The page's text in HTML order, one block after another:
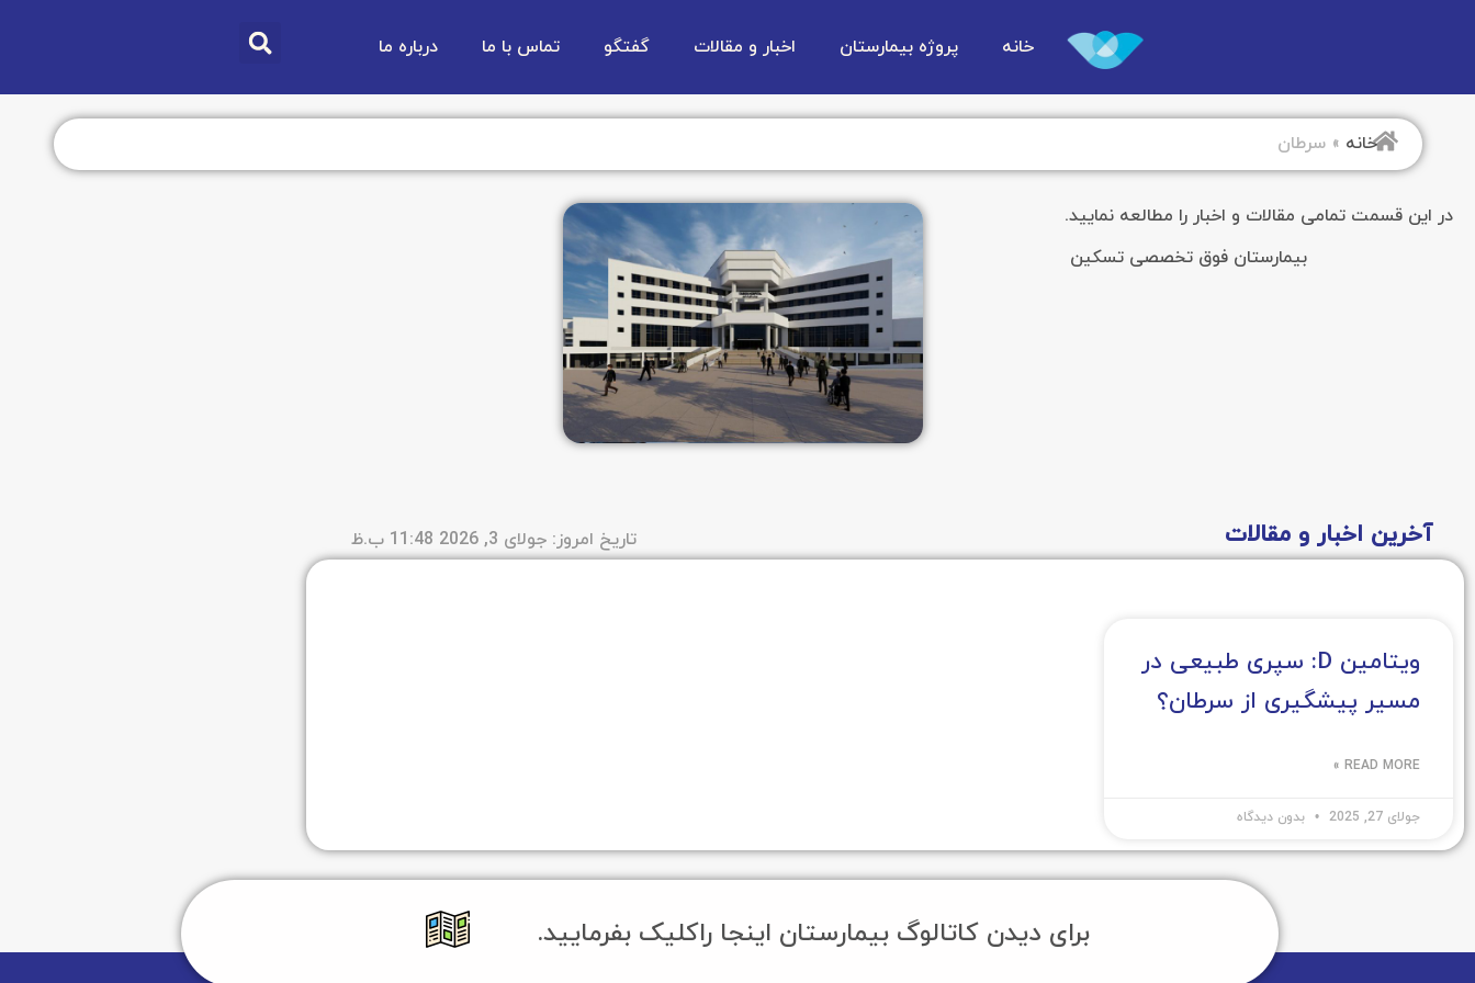
خانه پروژه بیمارستان اخبار و مقالات گفتگو تماس با ما درباره ما
خانه »سرطان
در این قسمت تمامی مقالات و اخبار را مطالعه نمایید.
بیمارستان فوق تخصصی تسکین
آخرین اخبار و مقالات تاریخ امروز: جولای 3, 2026 11:48 ب.ظ
ویتامین D: سپری طبیعی در
مسیر پیشگیری از سرطان؟
READ MORE »
جولای 27, 2025 بدون دیدگاه
برای دیدن کاتالوگ بیمارستان اینجا راکلیک بفرمایید.